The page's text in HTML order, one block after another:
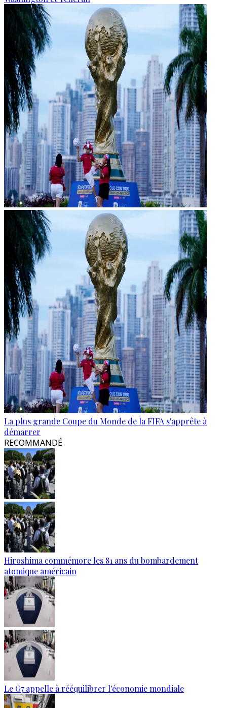
La plus grande Coupe du Monde de la FIFA s'apprête à
démarrer
RECOMMANDÉ
Hiroshima commémore les 81 ans du bombardement
atomique américain
Le G7 appelle à rééquilibrer l'économie mondiale